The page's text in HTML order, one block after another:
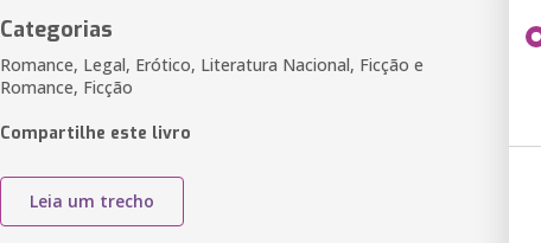
Categorias
Romance, Legal, Erótico, Literatura Nacional, Ficção e
Romance, Ficção
Compartilhe este livro
Leia um trecho